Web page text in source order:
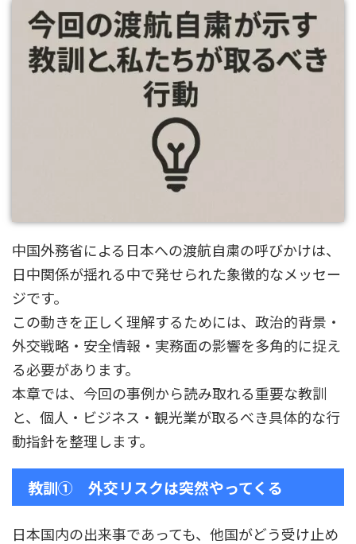
中国外務省による日本への渡航自粛の呼びかけは、
日中関係が揺れる中で発せられた象徴的なメッセー
ジです。
この動きを正しく理解するためには、政治的背景・
外交戦略・安全情報・実務面の影響を多角的に捉え
る必要があります。
本章では、今回の事例から読み取れる重要な教訓
と、個人・ビジネス・観光業が取るべき具体的な行
動指針を整理します。
教訓① 外交リスクは突然やってくる
日本国内の出来事であっても、他国がどう受け止め